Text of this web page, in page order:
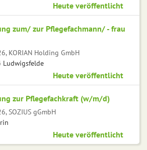
Heute veröffentlicht
zum/ zur Pflegefachmann/ - frau
KORIAN Holding GmbH
Ludwigsfelde
Heute veröffentlicht
zur Pflegefachkraft (w/m/d)
SOZIUS gGmbH
Heute veröffentlicht